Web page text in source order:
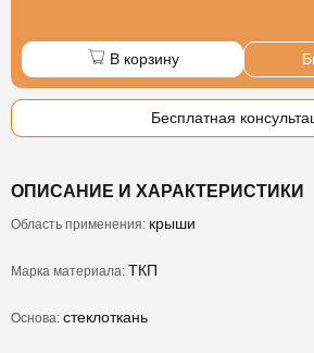
В корзину
Бесплатная
ОПИСАНИЕ И ХАРАКТЕРИСТИКИ
Область применения: крыши
Марка материала: ТКП
Основа: стеклоткань